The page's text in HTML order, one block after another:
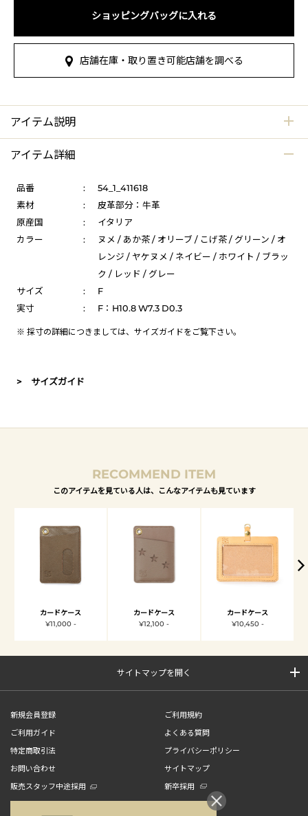
ショッピングバッグに入れる
店舗在庫・取り置き可能店舗を調べる
アイテム説明
アイテム詳細
品番 :
54_1_411618
素材
:
皮革部分：牛革
原産国
:
イタリア
カラー
:
ヌメ / あか茶 / オリーブ / こげ茶 / グリーン / オ
レンジ / ヤケヌメ / ネイビー / ホワイト / ブラッ
ク / レッド / グレー
サイズ
:
F
実寸
: F：H10.8 W7.3 D0.3
※ 採寸の詳細につきましては、 サイズガイドをご覧下さい。
> サイズガイド
RECOMMEND ITEM
このアイテムを見ている人は、こんなアイテムも見ています
カードケース
¥11,000 -
カードケース
¥12,100 -
カードケース
¥10,450 -
サイトマップを開く
新規会員登録
ご利用規約
ご利用ガイド
よくある質問
特定商取引法
プライバシーポリシー
お問い合わせ
サイトマップ
販売スタッフ中途採用
新卒採用